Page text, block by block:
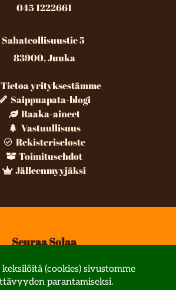
045 1222661
Sahateollisuustie 5
83900, Juuka
Tietoa yrityksestämme
Saippuapata-blogi
Raaka-aineet
Vastuullisuus
Rekisteriseloste
Toimitusehdot
Jälleenmyyjäksi
Seuraa Solaa